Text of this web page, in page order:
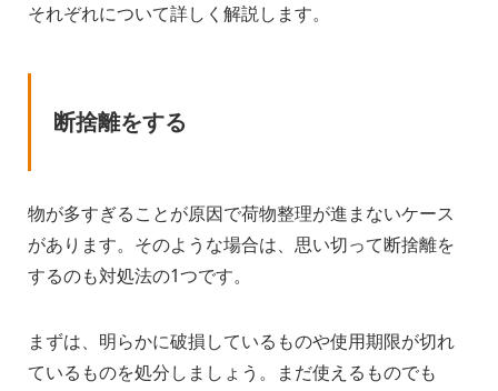
それぞれについて詳しく解説します。
断捨離をする
物が多すぎることが原因で荷物整理が進まないケース
があります。そのような場合は、思い切って断捨離を
するのも対処法の1つです。
まずは、明らかに破損しているものや使用期限が切れ
ているものを処分しましょう。まだ使えるものでも